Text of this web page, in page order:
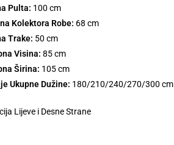
Pulta: 100 cm
Kolektora Robe: 68 cm
Trake: 50 cm
Visina: 85 cm
Širina: 105 cm
Ukupne Dužine: 180/210/240/270/300 cm
Lijeve i Desne Strane